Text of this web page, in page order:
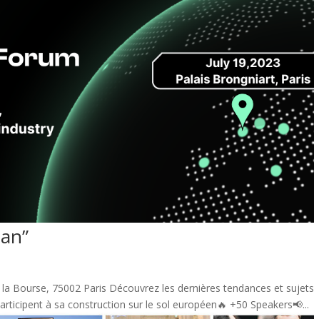
Bourse, 75002 Paris Découvrez les dernières tendances et sujets
à sa construction sur le sol européen🔥 +50 Speakers📢...